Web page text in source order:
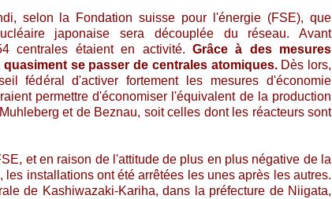
selon la Fondation suisse pour l'énergie (FSE), que
japonaise sera découplée du réseau. Avant
centrales étaient en activité. Grâce à des mesures
se passer de centrales atomiques.Dès lors,
fédéral d'activer fortement les mesures d'économie
permettre d'économiser l'équivalent de la production
et de Beznau, soit celles dont les réacteurs sont
et en raison de l'attitude de plus en plus négative de la
les installations ont été arrêtées les unes après les autres.
de Kashiwazaki-Kariha, dans la préfecture de Niigata,